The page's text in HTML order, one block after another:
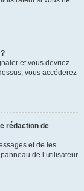
et vous devriez
vous accéderez
rédaction de
et de les
de l’utilisateur